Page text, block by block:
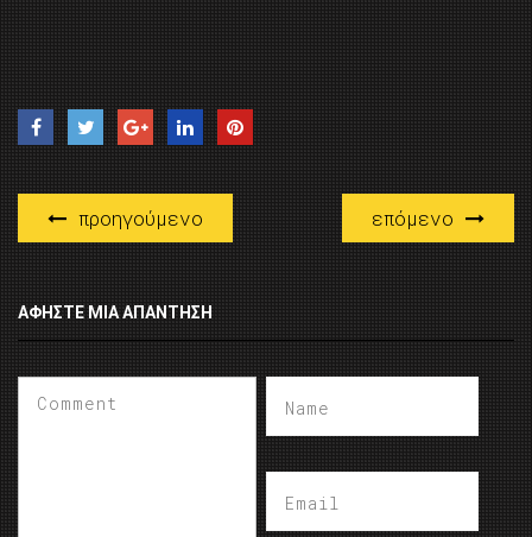
προηγούμενο επόμενο
ΑΦΉΣΤΕ ΜΙΑ ΑΠΆΝΤΗΣΗ